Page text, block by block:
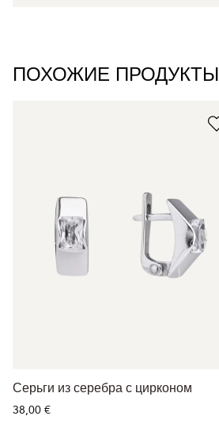
ПОХОЖИЕ ПРОДУКТЫ
Серьги из серебра с цирконом
38,00 €